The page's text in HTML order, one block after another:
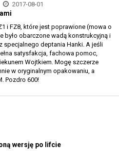
2017-08-01
i FZ8, które jest poprawione (mowa o
było obarczone wadą konstrukcyjną i
specjalnego deptania Hanki. A jeśli
satysfakcja, fachowa pomoc,
Wojtkiem. Mogę szczerze
w oryginalnym opakowaniu, a
Pozdro 600!
wersję po lifcie